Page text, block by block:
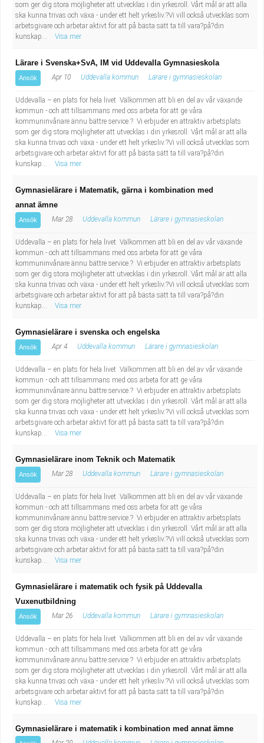
som ger dig stora möjligheter att utvecklas i din yrkesroll. Vårt mål är att alla
ska kunna trivas och växa - under ett helt yrkesliv.?Vi vill också utvecklas som
arbetsgivare och arbetar aktivt för att på bästa sätt ta till vara?på?din
kunskap...
Visa mer
Lärare i Svenska+SvA, IM vid Uddevalla Gymnasieskola
Ansök Apr 10 Uddevalla kommun Lärare i gymnasieskolan
Uddevalla – en plats för hela livet Välkommen att bli en del av vår växande
kommun - och att tillsammans med oss arbeta för att ge våra
kommuninvånare ännu bättre service.? Vi erbjuder en attraktiv arbetsplats
som ger dig stora möjligheter att utvecklas i din yrkesroll. Vårt mål är att alla
ska kunna trivas och växa - under ett helt yrkesliv.?Vi vill också utvecklas som
arbetsgivare och arbetar aktivt för att på bästa sätt ta till vara?på?din
kunskap...
Visa mer
Gymnasielärare i Matematik, gärna i kombination med
annat ämne
Ansök Mar 28 Uddevalla kommun Lärare i gymnasieskolan
Uddevalla – en plats för hela livet Välkommen att bli en del av vår växande
kommun - och att tillsammans med oss arbeta för att ge våra
kommuninvånare ännu bättre service.? Vi erbjuder en attraktiv arbetsplats
som ger dig stora möjligheter att utvecklas i din yrkesroll. Vårt mål är att alla
ska kunna trivas och växa - under ett helt yrkesliv.?Vi vill också utvecklas som
arbetsgivare och arbetar aktivt för att på bästa sätt ta till vara?på?din
kunskap...
Visa mer
Gymnasielärare i svenska och engelska
Ansök Apr 4 Uddevalla kommun Lärare i gymnasieskolan
Uddevalla – en plats för hela livet Välkommen att bli en del av vår växande
kommun - och att tillsammans med oss arbeta för att ge våra
kommuninvånare ännu bättre service.? Vi erbjuder en attraktiv arbetsplats
som ger dig stora möjligheter att utvecklas i din yrkesroll. Vårt mål är att alla
ska kunna trivas och växa - under ett helt yrkesliv.?Vi vill också utvecklas som
arbetsgivare och arbetar aktivt för att på bästa sätt ta till vara?på?din
kunskap...
Visa mer
Gymnasielärare inom Teknik och Matematik
Ansök Mar 28 Uddevalla kommun Lärare i gymnasieskolan
Uddevalla – en plats för hela livet Välkommen att bli en del av vår växande
kommun - och att tillsammans med oss arbeta för att ge våra
kommuninvånare ännu bättre service.? Vi erbjuder en attraktiv arbetsplats
som ger dig stora möjligheter att utvecklas i din yrkesroll. Vårt mål är att alla
ska kunna trivas och växa - under ett helt yrkesliv.?Vi vill också utvecklas som
arbetsgivare och arbetar aktivt för att på bästa sätt ta till vara?på?din
kunskap...
Visa mer
Gymnasielärare i matematik och fysik på Uddevalla
Vuxenutbildning
Ansök Mar 26 Uddevalla kommun Lärare i gymnasieskolan
Uddevalla – en plats för hela livet Välkommen att bli en del av vår växande
kommun - och att tillsammans med oss arbeta för att ge våra
kommuninvånare ännu bättre service.? Vi erbjuder en attraktiv arbetsplats
som ger dig stora möjligheter att utvecklas i din yrkesroll. Vårt mål är att alla
ska kunna trivas och växa - under ett helt yrkesliv.?Vi vill också utvecklas som
arbetsgivare och arbetar aktivt för att på bästa sätt ta till vara?på?din
kunskap...
Visa mer
Gymnasielärare i matematik i kombination med annat ämne